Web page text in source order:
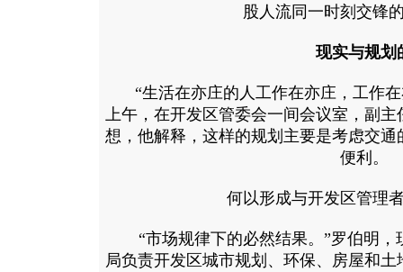
股人流同一时刻交锋
现实与规划
“生活在亦庄的人工作在亦庄，工作在
上午，在开发区管委会一间会议室，副
想，他解释，这样的规划主要是考虑交
便利。
何以形成与开发区管理者
“市场规律下的必然结果。”罗伯明，
局负责开发区城市规划、环保、房屋和